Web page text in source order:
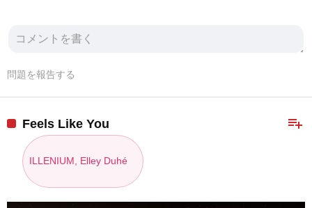
問題を報告する
playlist_add
Feels Like You
ILLENIUM, Elley Duhé